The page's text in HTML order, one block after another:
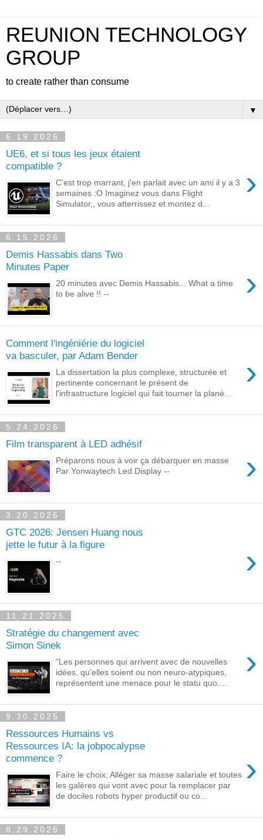
REUNION TECHNOLOGY
GROUP
to create rather than consume
▼
6.19.2026
UE6, et si tous les jeux étaient
compatible ?
›
C'est trop marrant, j'en parlait avec un ami il y a 3
semaines :O Imaginez vous dans Flight
Simulator,, vous atterrissez et montez d...
6.15.2026
Demis Hassabis dans Two
Minutes Paper
›
20 minutes avec Demis Hassabis... What a time
to be alive !! --
Comment l'ingéniérie du logiciel
va basculer, par Adam Bender
›
La dissertation la plus complexe, structurée et
pertinente concernant le présent de
l'infrastructure logiciel qui fait tourner la planè...
5.24.2026
Film transparent à LED adhésif
›
Préparons nous à voir ça débarquer en masse
Par Yonwaytech Led Display --
3.20.2026
GTC 2026: Jensen Huang nous
jette le futur à la figure
›
--
11.21.2025
Stratégie du changement avec
Simon Sinek
›
"Les personnes qui arrivent avec de nouvelles
idées, qu’elles soient ou non neuro-atypiques,
représentent une menace pour le statu quo....
9.30.2025
Ressources Humains vs
Ressources IA: la jobpocalypse
commence ?
›
Faire le choix; Alléger sa masse salariale et toutes
les galères qui vont avec pour la remplacer par
de dociles robots hyper productif ou co...
8.29.2025